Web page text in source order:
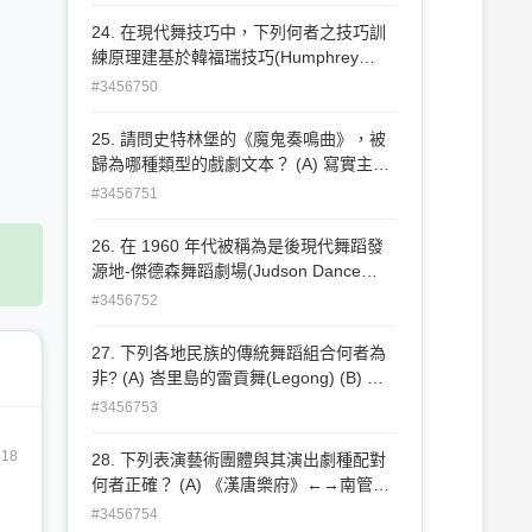
24. 在現代舞技巧中，下列何者之技巧訓
練原理建基於韓福瑞技巧(Humphrey
Technique)之上，除了保留以擺盪與重心
動作的圓滑順暢，以及肢體各部位的分解
動作練習？ (A) 李蒙技巧 (B) 尤斯技巧
#3456750
25. 請問史特林堡的《魔鬼奏鳴曲》，被
歸為哪種類型的戲劇文本？ (A) 寫實主義
(B) 後設戲劇 (C) 象徵主義 (D) 表現主義
#3456751
26. 在 1960 年代被稱為是後現代舞蹈發
源地-傑德森舞蹈劇場(Judson Dance
Theater)，一群舞者開啟後現代舞最重要
衛‧高登(David Gordon) (B) 翠莎‧布朗
(Trisha Brown) (C) 艾文‧尼可萊(Alwin
#3456752
27. 下列各地民族的傳統舞蹈組合何者為
非? (A) 峇里島的雷貢舞(Legong) (B) 毛
利人的戰舞(Haka Dance) (C) 印度的卡達
#3456753
28. 下列表演藝術團體與其演出劇種配對
何者正確？ (A) 《漢唐樂府》←→南管
(B) 《山宛然劇團》←→皮影戲 (C) 《一
#3456754